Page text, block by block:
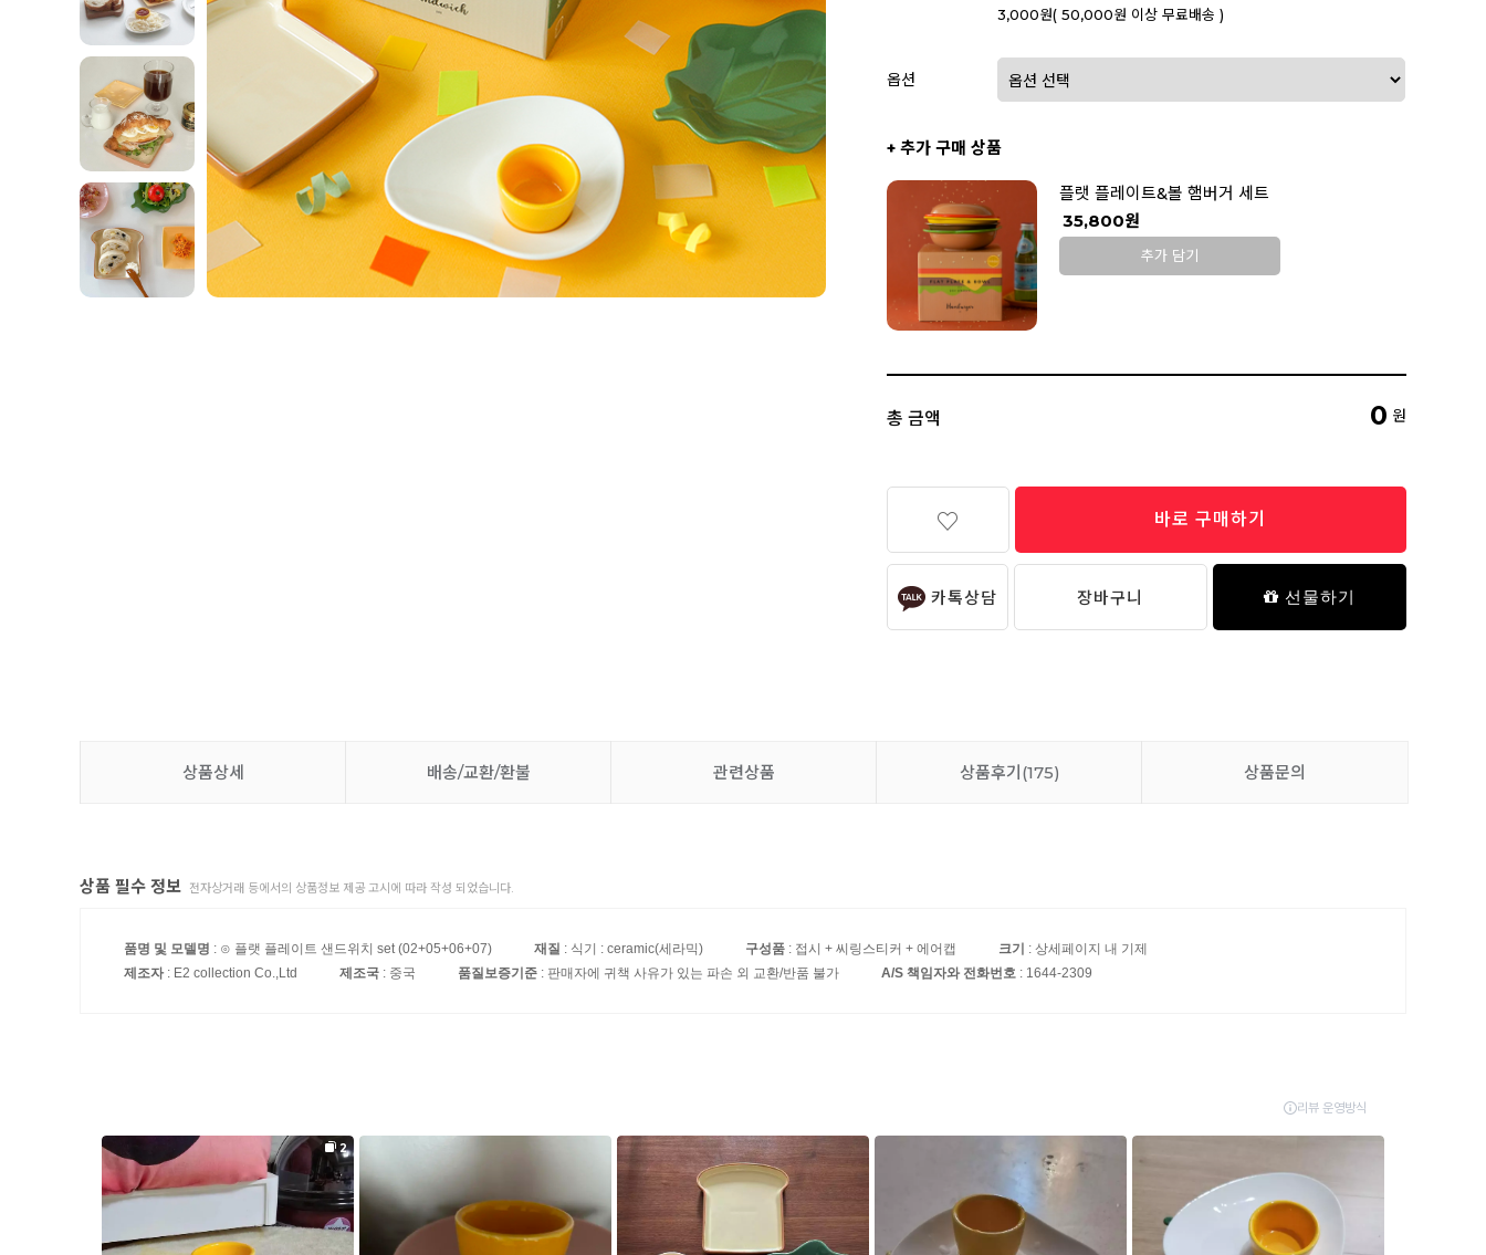
3,000원( 50,000원 이상 무료배송 )
옵션
+ 추가 구매 상품
플랫 플레이트&볼 햄버거 세트
35,800원
추가 담기
총 금액 0 원
바로 구매하기
카톡상담 장바구니 선물하기
상품상세 배송/교환/환불 관련상품 상품후기(175) 상품문의
상품 필수 정보 전자상거래 등에서의 상품정보 제공 고시에 따라 작성 되었습니다.
품명 및 모델명 : ⊙ 플랫 플레이트 샌드위치 set (02+05+06+07) 재질 : 식기 : ceramic(세라믹) 구성품 : 접시 + 씨링스티커 + 에어캡 크기 : 상세페이지 내 기제
제조자: E2 collection Co.,Ltd 제조국 : 중국 품질보증기준 : 판매자에 귀책 사유가 있는 파손 외 교환/반품 불가 A/S 책임자와 전화번호 : 1644-2309